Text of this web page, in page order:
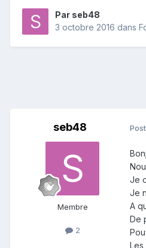
Par seb48
3 octobre 2016 dans
seb48
Membre
2
Je
Je
A
De
Les